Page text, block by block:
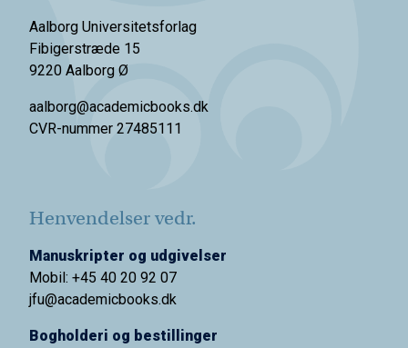
Aalborg Universitetsforlag
Fibigerstræde 15
9220 Aalborg Ø
aalborg@academicbooks.dk
CVR-nummer 27485111
Henvendelser vedr.
Manuskripter og udgivelser
Mobil: +45 40 20 92 07
jfu@academicbooks.dk
Bogholderi og bestillinger